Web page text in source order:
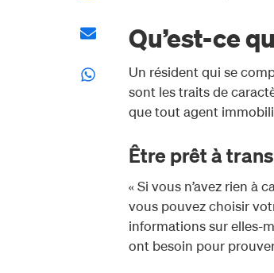
Qu’est-ce
Un résident qui se
sont les traits de
que tout agent
Être prêt à
« Si vous n’avez rien à
vous pouvez choisir
informations sur elles-
ont besoin pour